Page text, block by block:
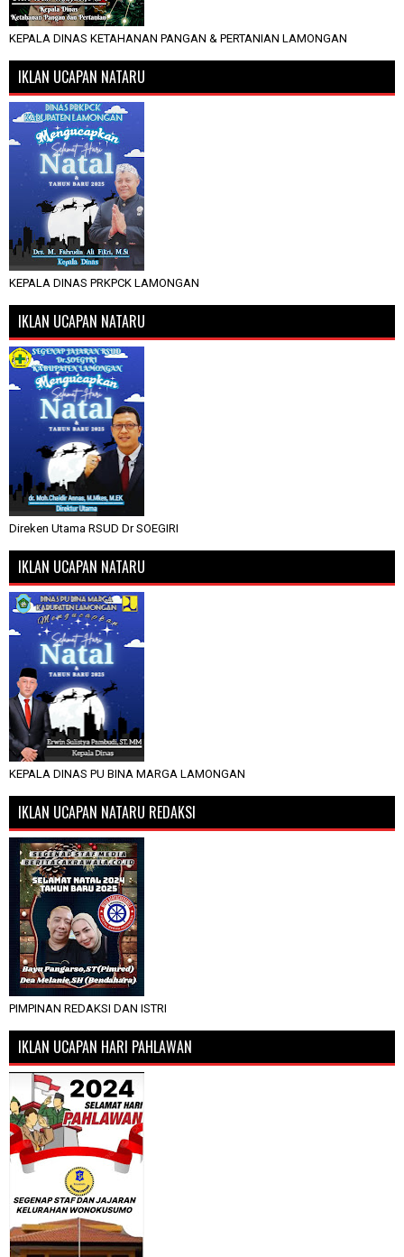
KEPALA DINAS KETAHANAN PANGAN & PERTANIAN LAMONGAN
IKLAN UCAPAN NATARU
KEPALA DINAS PRKPCK LAMONGAN
IKLAN UCAPAN NATARU
Direken Utama RSUD Dr SOEGIRI
IKLAN UCAPAN NATARU
KEPALA DINAS PU BINA MARGA LAMONGAN
IKLAN UCAPAN NATARU REDAKSI
PIMPINAN REDAKSI DAN ISTRI
IKLAN UCAPAN HARI PAHLAWAN